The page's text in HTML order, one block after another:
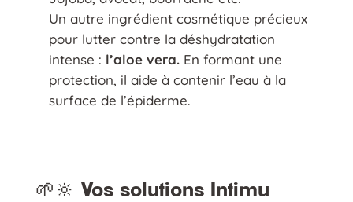
Un autre ingrédient cosmétique précieux
pour lutter contre la déshydratation
intense : l’aloe vera.En formant une
protection, il aide à contenir l’eau à la
surface de l’épiderme.
🌱🔆 Vos solutions Intimu